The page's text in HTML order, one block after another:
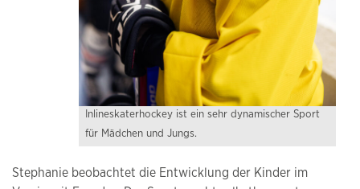
Inlineskaterhockey ist ein sehr dynamischer Sport
für Mädchen und Jungs.
Stephanie beobachtet die Entwicklung der Kinder im